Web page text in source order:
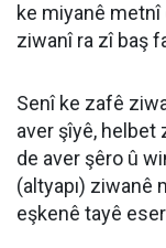
ke miyanê metnî
ziwanî ra zî baş
Senî ke zafê
aver şîyê,
de aver şêro û
(altyapı) ziwanê
eşkenê tayê